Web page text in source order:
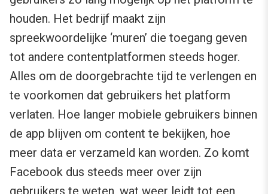
houden. Het bedrijf maakt zijn
spreekwoordelijke ‘muren’ die toegang geven
tot andere contentplatformen steeds hoger.
Alles om de doorgebrachte tijd te verlengen en
te voorkomen dat gebruikers het platform
verlaten. Hoe langer mobiele gebruikers binnen
de app blijven om content te bekijken, hoe
meer data er verzameld kan worden. Zo komt
Facebook dus steeds meer over zijn